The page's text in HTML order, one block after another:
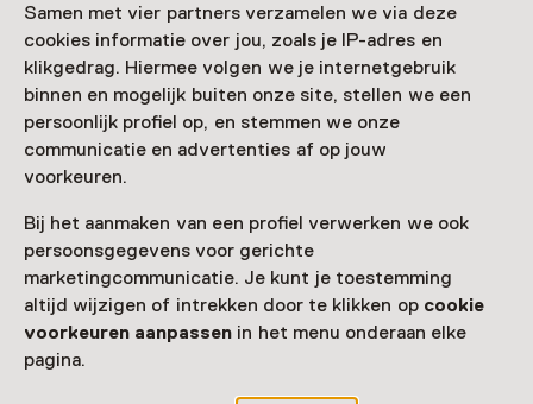
Samen met vier partners verzamelen we via deze
cookies informatie over jou, zoals je IP-adres en
klikgedrag. Hiermee volgen we je internetgebruik
binnen en mogelijk buiten onze site, stellen we een
persoonlijk profiel op, en stemmen we onze
communicatie en advertenties af op jouw
voorkeuren.
Bij het aanmaken van een profiel verwerken we ook
persoonsgegevens voor gerichte
marketingcommunicatie. Je kunt je toestemming
altijd wijzigen of intrekken door te klikken op cookie
voorkeuren aanpassen in het menu onderaan elke
pagina.
Tentoonstelling
Nieuw binnen #2 Work in Progress
T/m 9 augustus van 10:00 tot 17:00